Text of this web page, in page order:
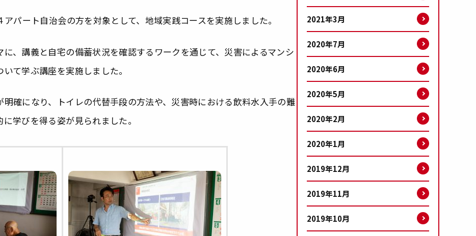
パート自治会の方を対象として、地域実践コースを実施しました。
、講義と自宅の備蓄状況を確認するワークを通じて、災害によるマンシ
て学ぶ講座を実施しました。
確になり、トイレの代替手段の方法や、災害時における飲料水入手の難
学びを得る姿が見られました。
2021年3月
2020年7月
2020年6月
2020年5月
2020年2月
2020年1月
2019年12月
2019年11月
2019年10月